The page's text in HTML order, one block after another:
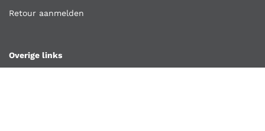
Retour aanmelden
Overige links